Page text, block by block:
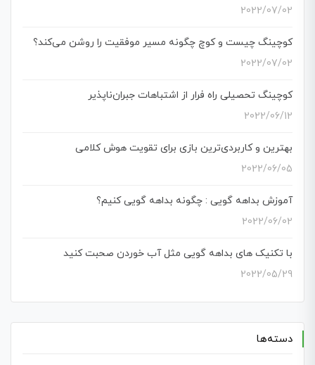
2022/07/02
کوچینگ چیست و کوچ چگونه مسیر موفقیت را روشن می‌کند؟
2022/07/02
کوچینگ تحصیلی راه فرار از اشتباهات جبران‌ناپذیر
2022/06/12
بهترین و کاربردی‌ترین بازی برای تقویت هوش کلامی
2022/06/05
آموزش بداهه گویی : چگونه بداهه گویی کنیم؟
2022/06/02
با تکنیک های بداهه گویی مثل آب خوردن صحبت کنید
2022/05/29
دسته‌ها